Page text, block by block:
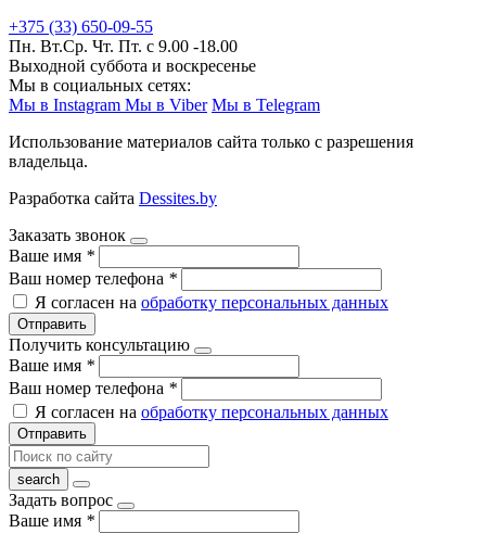
+375 (33) 650-09-55
Пн. Вт.Ср. Чт. Пт. с 9.00 -18.00
Выходной суббота и воскресенье
Мы в социальных сетях:
Мы в Instagram Мы в Viber Мы в Telegram
Использование материалов сайта только с разрешения
владельца.
Разработка сайта Dessites.by
Заказать звонок
Ваше имя *
Ваш номер телефона *
Я согласен на обработку персональных данных
Отправить
Получить консультацию
Ваше имя *
Ваш номер телефона *
Я согласен на обработку персональных данных
Отправить
Задать вопрос
Ваше имя *